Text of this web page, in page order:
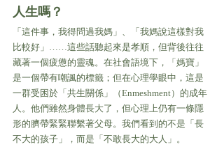
人生嗎？
「這件事，我得問過我媽」、「我媽說這樣對我
比較好」……這些話聽起來是孝順，但背後往往
藏著一個疲憊的靈魂。在社會語境下，「媽寶」
是一個帶有嘲諷的標籤；但在心理學眼中，這是
一群受困於「共生關係」（Enmeshment）的成年
人。他們雖然身體長大了，但心理上仍有一條隱
形的臍帶緊緊聯繫著父母。我們看到的不是「長
不大的孩子」，而是「不敢長大的大人」。